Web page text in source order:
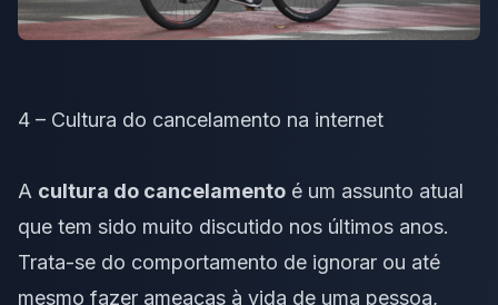
4 – Cultura do cancelamento na internet
A cultura do cancelamento é um assunto atual
que tem sido muito discutido nos últimos anos.
Trata-se do comportamento de ignorar ou até
mesmo fazer ameaças à vida de uma pessoa,